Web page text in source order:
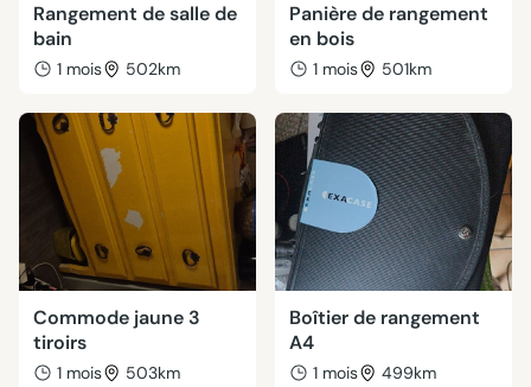
Rangement de salle de
bain
1 mois 502km
Panière de rangement
en bois
1 mois 501km
Commode jaune 3
tiroirs
1 mois 503km
Boîtier de rangement
A4
1 mois 499km